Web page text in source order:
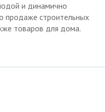
и динамично
продаже строительных
товаров для дома.